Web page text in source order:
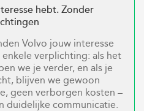
hebt. Zonder
Volvo jouw interesse
verplichting: als het
we je verder, en als je
blijven we gewoon
geen verborgen kosten –
duidelijke communicatie.